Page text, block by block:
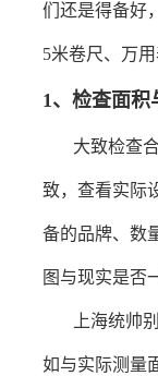
们还是得备好
5米卷尺、万
1、检查面积
大致检查
致，查看实际
备的品牌、数
图与现实是否
上海统帅
如与实际测量